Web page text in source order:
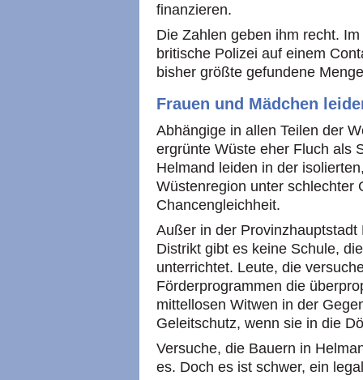
finanzieren.
Die Zahlen geben ihm recht.
britische Polizei auf einem
bisher größte gefundene
Frauen und Mädchen
Abhängige in allen Teilen der
ergrünte Wüste eher Fluch als
Helmand leiden in der
Wüstenregion unter schlechter
Chancengleichheit.
Außer in der
Distrikt gibt es keine Schule,
unterrichtet. Leute, die
Förderprogrammen die
mittellosen Witwen in der
Geleitschutz, wenn sie in die
Versuche, die Bauern in
es. Doch es ist schwer, ein